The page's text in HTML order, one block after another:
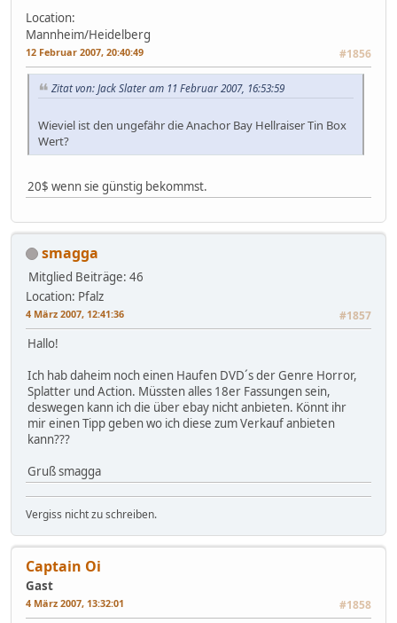
Location:
Mannheim/Heidelberg
12 Februar 2007, 20:40:49 #1856
Zitat von: Jack Slater am 11 Februar 2007, 16:53:59
Wieviel ist den ungefähr die Anachor Bay Hellraiser Tin Box
Wert?
20$ wenn sie günstig bekommst.
smagga
Mitglied Beiträge: 46
Location: Pfalz
4 März 2007, 12:41:36 #1857
Hallo!
Ich hab daheim noch einen Haufen DVD´s der Genre Horror,
Splatter und Action. Müssten alles 18er Fassungen sein,
deswegen kann ich die über ebay nicht anbieten. Könnt ihr
mir einen Tipp geben wo ich diese zum Verkauf anbieten
kann???
Gruß smagga
Vergiss nicht zu schreiben.
Captain Oi
Gast
4 März 2007, 13:32:01 #1858